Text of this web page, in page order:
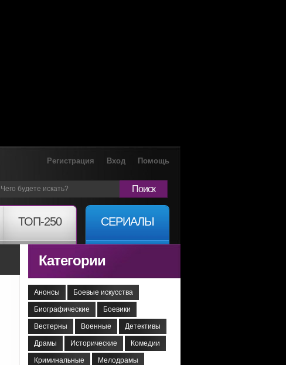
Регистрация Вход Помощь
Поиск
ТОП-250 СЕРИАЛЫ
Категории
Анонсы Боевые искусства
Биографические Боевики
Вестерны Военные Детективы
Драмы Исторические Комедии
Криминальные Мелодрамы